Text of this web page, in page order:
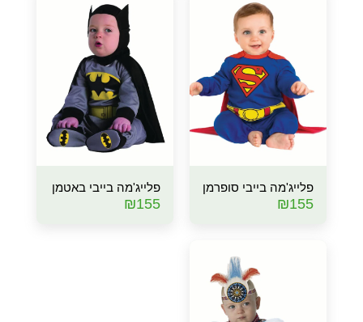
פלייג'מה בייבי סופרמן
₪155
פלייג'מה בייבי באטמן
₪155